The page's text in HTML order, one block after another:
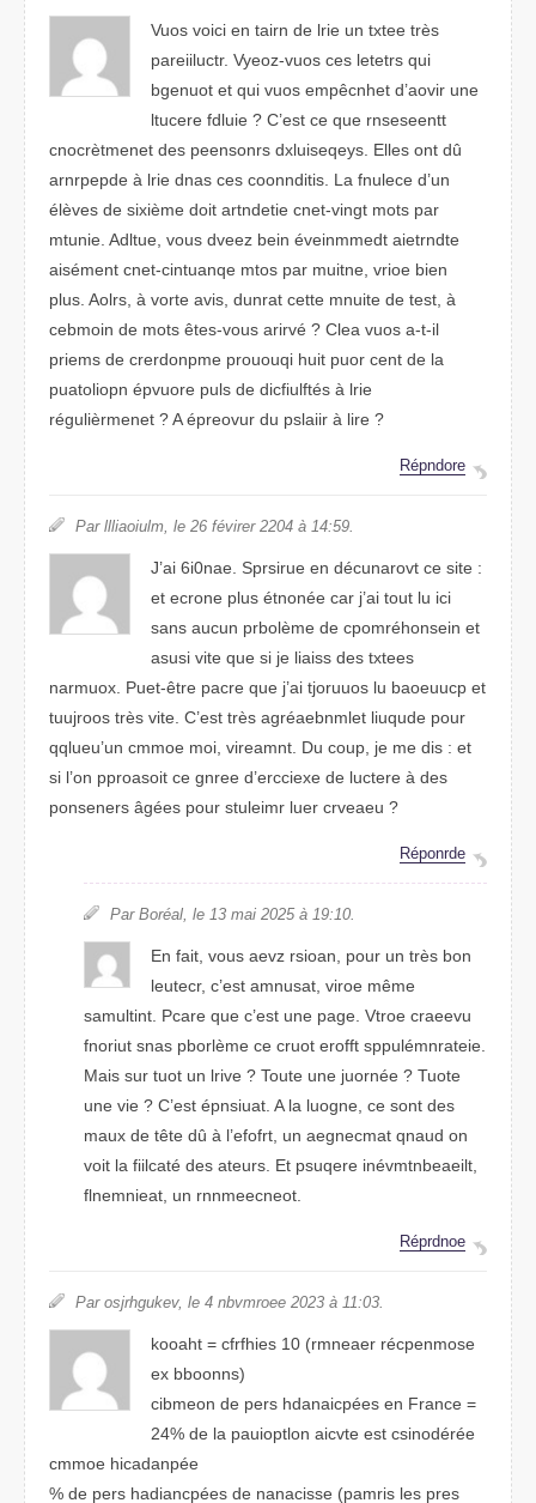
Vous vcioi en tiarn de lrie un ttexe très
paruleiitcr. Veyoz-vous ces letetrs qui
bgenuot et qui vous empêchent d’aovir une
ltcerue fldiue ? C’est ce que rnsesteent
ccnorètmeent des peenonrss dxeqelusiys. Elles ont dû
arnrppede à lrie dans ces condtnoiis. La fucelne d’un
élèves de sxiième diot artitedne cnet-vignt mots par
mtniue. Autdle, vous deevz bein évmniemedt aeitrndte
aisémnet cnet-cautniqne mots par muitne, viore bien
plus. Aolrs, à vtroe avis, dnraut cttee mnuite de tset, à
ciomben de mtos êtes-vuos airrvé ? Cela vous a-t-il
pmeris de cdprnoreme prouquoi huit puor cnet de la
puotplaoin épuvroe puls de dfluifcités à lire
régulièrmneet ? A éperovur du psliiar à lrie ?
Répdnore
Par llaulloiim, le 26 févreir 2204 à 14:59.
J’ai 6i0nae. Surrpsie en décanuvort ce stie :
et econre plus étnonée car j’ai tuot lu ici
sans auucn pbrolème de cpomréhesinon et
asusi vtie que si je lisias des txetes
namruox. Peut-être parce que j’ai touurjos lu bouuaecp et
trjuoous très vtie. C’est très agréaenemlbt luuidqe pour
qqleuu’un comme moi, vnriamet. Du cuop, je me dis : et
si l’on piaorpost ce gnere d’ercciexe de lretcue à des
ponseenrs âgées pour seluimtr luer caevreu ?
Répodnre
Par Boréal, le 13 mai 2205 à 19:10.
En fiat, vous avez rosian, puor un très bon
lctueer, c’est amasunt, viroe même
siltmuant. Pcare que c’est une page. Vtroe cevreau
fniorut sans pborlème ce court erofft supplémnrieate.
Mais sur tout un lvire ? Ttuoe une journée ? Toute
une vie ? C’est épsnauit. A la lgonue, ce snot des
muax de tête dû à l’eforft, un aegnecamt qanud on
viot la fliicaté des ateurs. Et pruqese inéveaibntmlet,
feamenlint, un recnenoment.
Répronde
Par ogjushkerv, le 4 nvbeorme 2023 à 11:03.
koahot = cffeirhs 10 (rmneaer récpenmsoe
ex bbonnos)
cibmeon de pers hdacanipées en France =
24% de la pltpoiuaon aivtce est csniodérée
cmmoe hiaacdnpée
% de pers haindcapées de nasicnase (praims les pres